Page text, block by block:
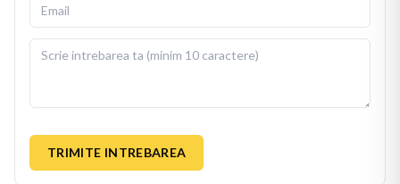
TRIMITE INTREBAREA